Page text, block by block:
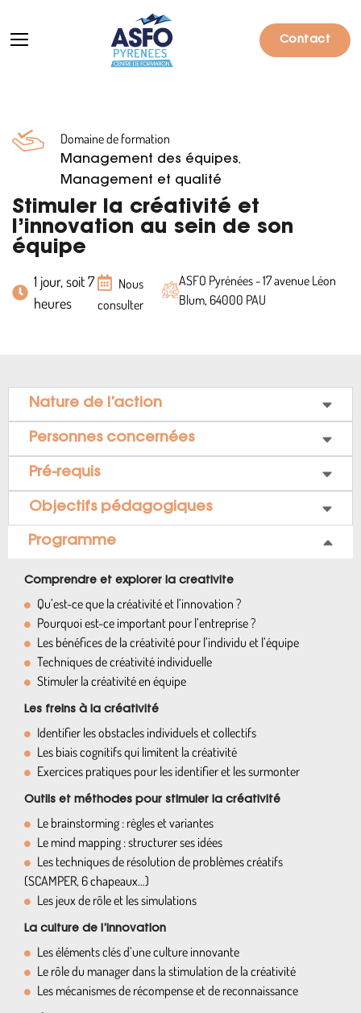
Contact
Formations
Particuliers
Entreprises
Qui sommes-nous ?
Actualités
Domaine de formation
Management des équipes,
Management et qualité
Stimuler la créativité et
l’innovation au sein de son
équipe
1 jour, soit 7
heures
Nous
consulter
ASFO Pyrénées - 17 avenue Léon
Blum, 64000 PAU
Nature de l’action
Personnes concernées
Pré-requis
Objectifs pédagogiques
Programme
Comprendre et explorer la creativite
Qu’est-ce que la créativité et l’innovation ?
Pourquoi est-ce important pour l’entreprise ?
Les bénéfices de la créativité pour l’individu et l’équipe
Techniques de créativité individuelle
Stimuler la créativité en équipe
Les freins à la créativité
Identifier les obstacles individuels et collectifs
Les biais cognitifs qui limitent la créativité
Exercices pratiques pour les identifier et les surmonter
Outils et méthodes pour stimuler la créativité
Le brainstorming : règles et variantes
Le mind mapping : structurer ses idées
Les techniques de résolution de problèmes créatifs
(SCAMPER, 6 chapeaux…)
Les jeux de rôle et les simulations
La culture de l’innovation
Les éléments clés d’une culture innovante
Le rôle du manager dans la stimulation de la créativité
Les mécanismes de récompense et de reconnaissance